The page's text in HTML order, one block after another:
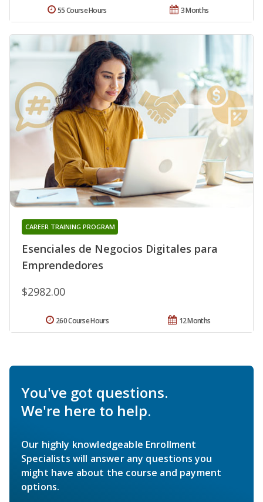
3 Months
55 Course Hours
Esenciales de Negocios Digitales para
Emprendedores
CAREER TRAINING PROGRAM
$2982.00
12 Months
260 Course Hours
You've got questions.
We're here to help.
Our highly knowledgeable Enrollment
Specialists will answer any questions you
might have about the course and payment
options.